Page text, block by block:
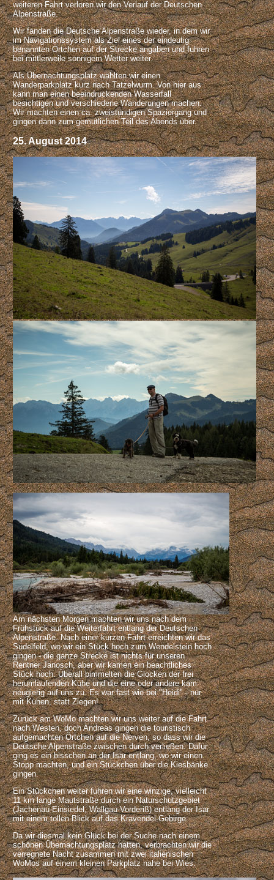
weiteren Fahrt verloren wir den Verlauf der Deutschen
Alpenstraße.
Wir fanden die Deutsche Alpenstraße wieder, in dem wir
im Navigationssystem als Ziel eines der eindeutig
benannten Örtchen auf der Strecke angaben und fuhren
bei mittlerweile sonnigem Wetter weiter.
Als Übernachtungsplatz wählten wir einen
Wanderparkplatz kurz nach Tatzelwurm. Von hier aus
kann man einen beeindruckenden Wasserfall
besichtigen und verschiedene Wanderungen machen.
Wir machten einen ca. zweistündigen Spaziergang und
gingen dann zum gemütlichen Teil des Abends über.
25. August 2014
Am nächsten Morgen machten wir uns nach dem
Frühstück auf die Weiterfahrt entlang der Deutschen
Alpenstraße. Nach einer kurzen Fahrt erreichten wir das
Sudelfeld, wo wir ein Stück hoch zum Wendelstein hoch
gingen - die ganze Strecke ist nichts für unseren
Rentner Janosch, aber wir kamen ein beachtliches
Stück hoch. Überall bimmelten die Glocken der frei
herumlaufenden Kühe und die eine oder andere kam
neugierig auf uns zu. Es war fast wie bei "Heidi" - nur
mit Kühen, statt Ziegen!
Zurück am WoMo machten wir uns weiter auf die Fahrt
nach Westen, doch Andreas gingen die touristisch
aufgemachten Örtchen auf die Nerven, so dass wir die
Deutsche Alpenstraße zwischen durch verließen. Dafür
ging es ein bisschen an der Isar entlang, wo wir einen
Stopp machten, und ein Stückchen über die Kiesbänke
gingen.
Ein Stückchen weiter fuhren wir eine winzige, vielleicht
11 km lange Mautstraße durch ein Naturschutzgebiet
(Jachenau-Einsiedel, Wallgau-Vorderiß) entlang der Isar
mit einem tollen Blick auf das Kravendel-Gebirge.
Da wir diesmal kein Glück bei der Suche nach einem
schönen Übernachtungsplatz hatten, verbrachten wir die
verregnete Nacht zusammen mit zwei italienischen
WoMos auf einem kleinen Parkplatz nahe bei Wies.